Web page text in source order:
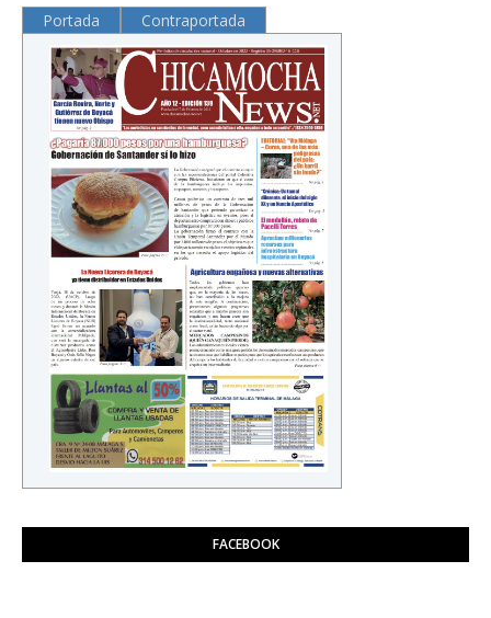
Portada Contraportada
FACEBOOK